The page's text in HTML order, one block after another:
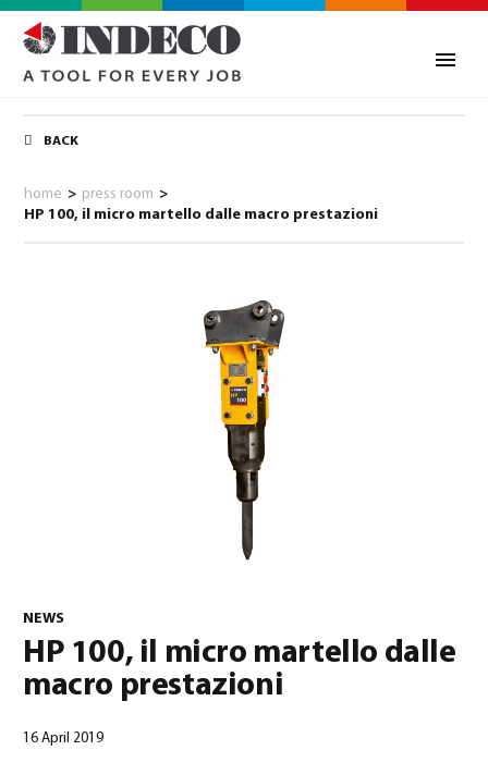
BACK
home > press room >
HP 100, il micro martello dalle macro prestazioni
NEWS
HP 100, il micro martello dalle
macro prestazioni
16 April 2019